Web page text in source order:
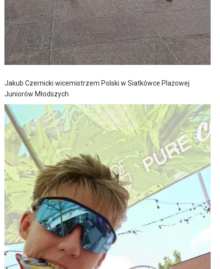
Jakub Czernicki wicemistrzem Polski w Siatkówce Plażowej
Juniorów Młodszych